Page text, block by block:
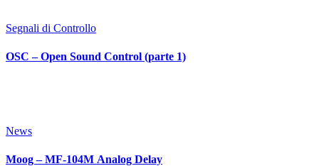
Segnali di Controllo
OSC – Open Sound Control (parte 1)
News
Moog – MF-104M Analog Delay